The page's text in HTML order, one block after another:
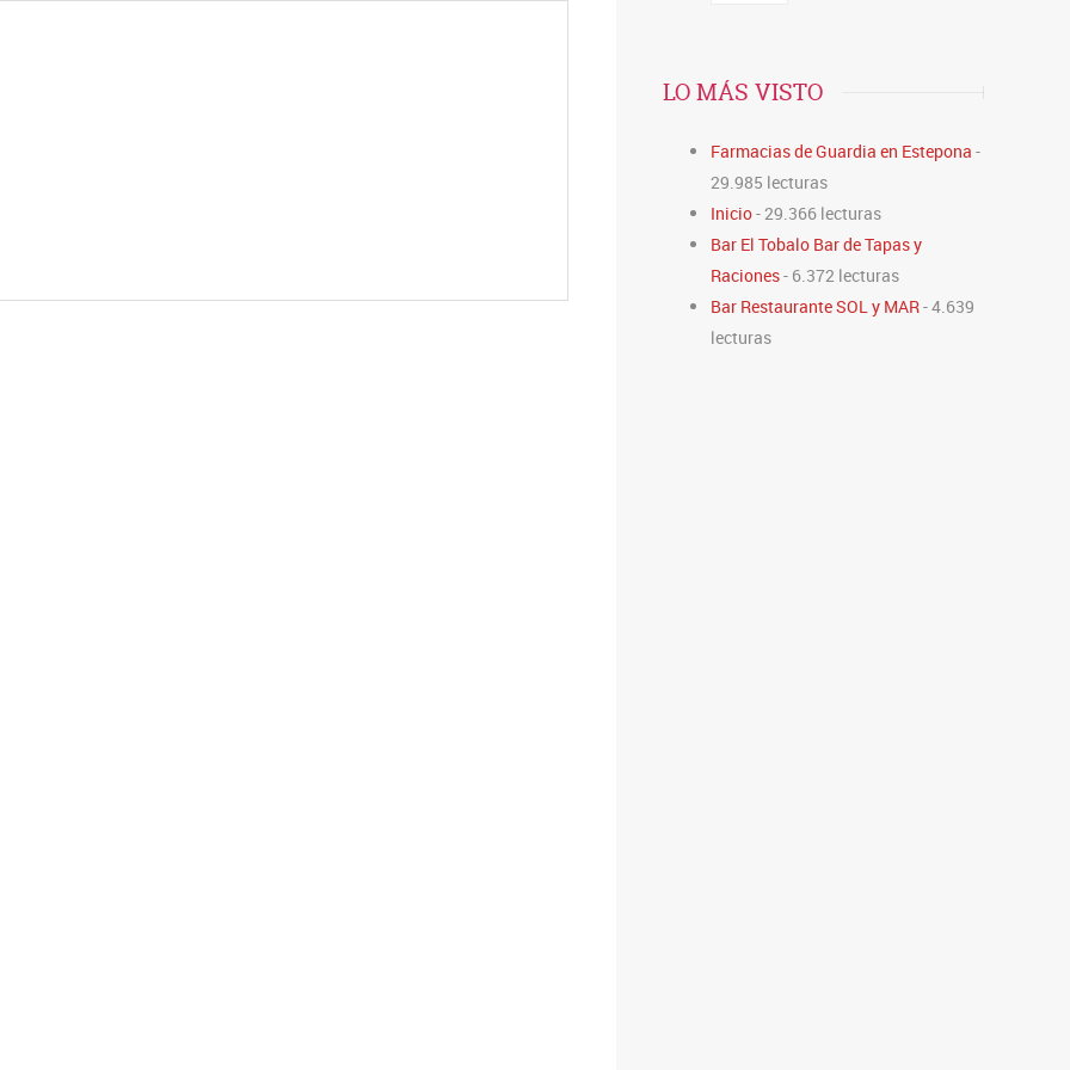
LO MÁS VISTO
Farmacias de Guardia en Estepona -
29.985 lecturas
Inicio- 29.366 lecturas
Bar El Tobalo Bar de Tapas y
Raciones- 6.372 lecturas
Bar Restaurante SOL y MAR- 4.639
lecturas